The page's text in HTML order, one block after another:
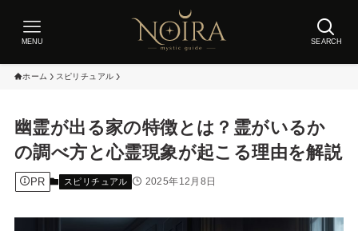
SEARCH
MENU
ホーム スピリチュアル
幽霊が出る家の特徴とは？霊がいるか
の調べ方と心霊現象が起こる理由を解説
PR スピリチュアル 2025年12月8日